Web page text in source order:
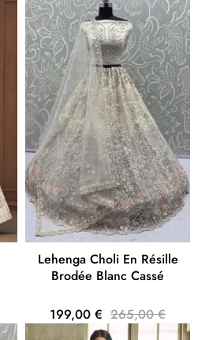
Lehenga Choli En Résille
Brodée Blanc Cassé
199,00 € 265,00 €